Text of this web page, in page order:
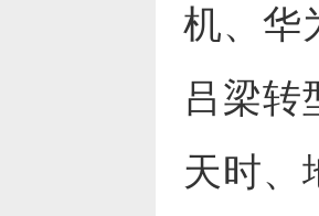
机、华
吕梁转
天时、